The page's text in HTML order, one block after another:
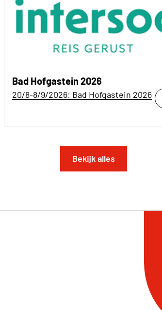
Bad Hofgastein 2026
20/8-8/9/2026: Bad Hofgastein 2026
Bekijk alles